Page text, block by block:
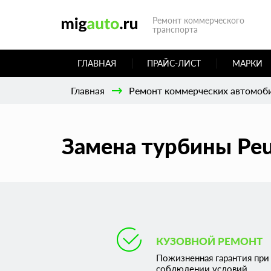
Ремонт коммерческого
транспорта
ГЛАВНАЯ ПРАЙС-ЛИСТ МАРКИ
Главная Ремонт коммерческих
Замена турбины
КУЗОВНОЙ РЕМОНТ
Пожизненная гарантия при
соблюдении условий